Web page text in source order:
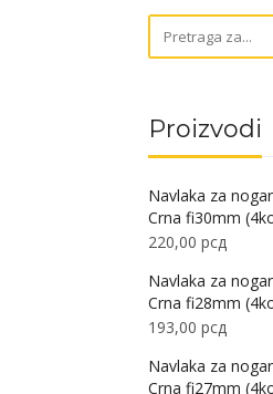
Proizvodi
Navlaka za
Crna fi30mm
220,00 рсд
Navlaka za
Crna fi28mm
193,00 рсд
Navlaka za
Crna fi27mm